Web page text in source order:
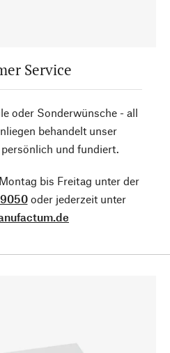
Service
oder Sonderwünsche - all
behandelt unser
und fundiert.
bis Freitag unter der
oder jederzeit unter